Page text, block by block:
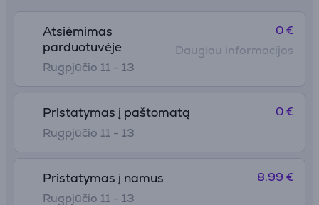
Atsiėmimas
parduotuvėje
Rugpjūčio 11 - 13
0 €
Daugiau informacijos
Pristatymas į paštomatą
Rugpjūčio 11 - 13
0 €
Pristatymas į namus
Rugpjūčio 11 - 13
8.99 €